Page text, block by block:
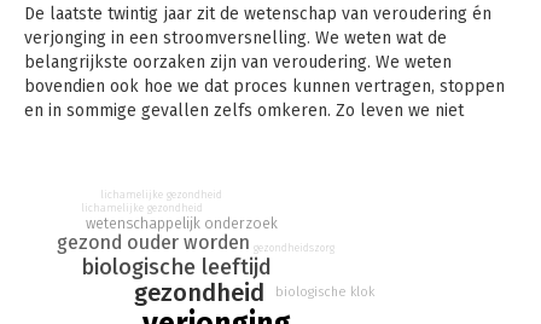
De laatste twintig jaar zit de wetenschap van veroudering én
verjonging in een stroomversnelling. We weten wat de
belangrijkste oorzaken zijn van veroudering. We weten
bovendien ook hoe we dat proces kunnen vertragen, stoppen
en in sommige gevallen zelfs omkeren. Zo leven we niet
meer doorgedreven wetenschappelijk onderzoek nodig, maar
vergis je niet: er zijn veel bewezen én veilige technieken die je
vandaag al kunt toepassen om jonger te worden.
Wil ook jij je biologische klok te slim af zijn? Dit boek geeft je
inzicht in de belangrijkste mechanismes van veroudering en
gezondheid
biologische leeftijd
gezond ouder worden
wetenschappelijk onderzoek
biologische klok
lichamelijke gezondheid
gezondheidszorg
lichamelijke gezondheid